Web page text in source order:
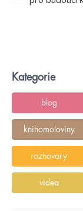
Kategorie
blog
knihomoloviny
rozhovory
videa